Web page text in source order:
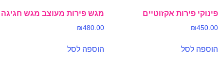
פינוקי פירות אקזוטיים
₪450.00
הוספה לסל
מגש פירות מעוצב מגש חגיגה
₪480.00
הוספה לסל